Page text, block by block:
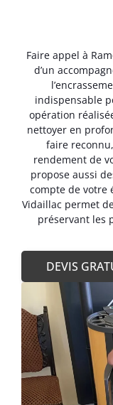
Faire appel à
d’un
indispensable
opération
nettoyer en
faire
rendement de
propose aussi
compte de votre
Vidaillac permet
préservant les
DEVIS